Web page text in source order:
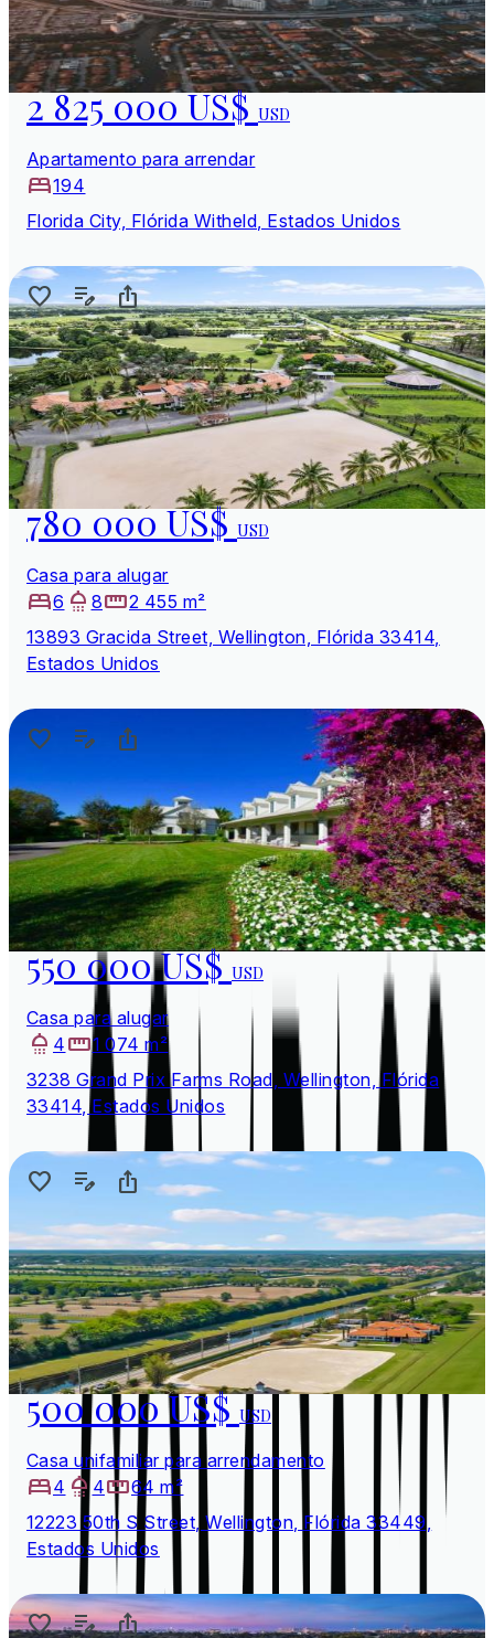
2 825 000 US$USD
Apartamento para arrendar
194
Florida City, Flórida Witheld, Estados Unidos
780 000 US$USD
Casa para alugar
6
8
2 455 m²
13893 Gracida Street, Wellington, Flórida 33414,
Estados Unidos
550 000 US$USD
Casa para alugar
4
1 074 m²
3238 Grand Prix Farms Road, Wellington, Flórida
33414, Estados Unidos
500 000 US$USD
Casa unifamiliar para arrendamento
4
4
64 m²
12223 50th S Street, Wellington, Flórida 33449,
Estados Unidos